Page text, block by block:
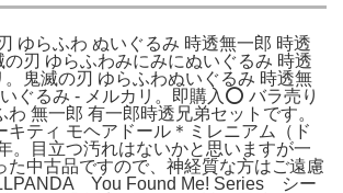
ゆらふわ ぬいぐるみ 時透無一郎 時透
刃 ゆらふわみにみにぬいぐるみ 時透
。鬼滅の刃 ゆらふわぬいぐるみ 時透無
ぐるみ - メルカリ。即購入⭕️ バラ売り
わ 無一郎 有一郎時透兄弟セットです。
キティ モヘアドール＊ミレニアム（ド
。目立つ汚れはないかと思いますが一
た中古品ですので、神経質な方はご遠慮
You Found Me! Series シー